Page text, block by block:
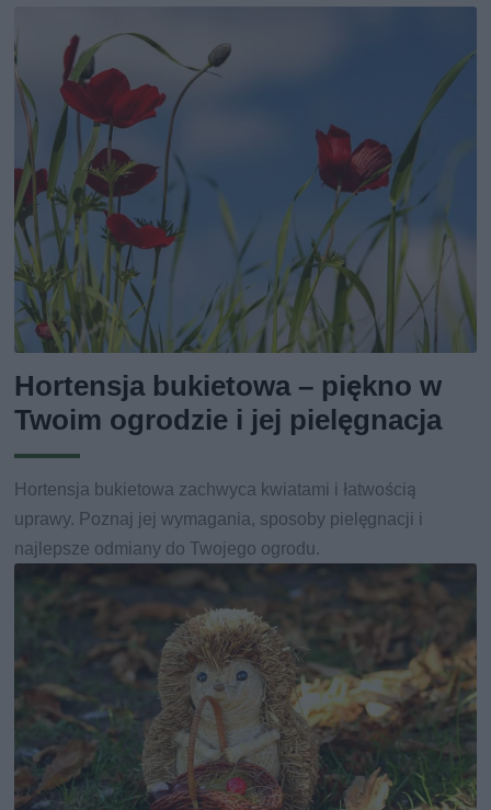
Hortensja bukietowa – piękno w
Twoim ogrodzie i jej pielęgnacja
Hortensja bukietowa zachwyca kwiatami i łatwością
uprawy. Poznaj jej wymagania, sposoby pielęgnacji i
najlepsze odmiany do Twojego ogrodu.